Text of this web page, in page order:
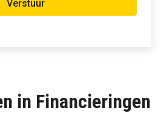
Verstuur
in Financieringen